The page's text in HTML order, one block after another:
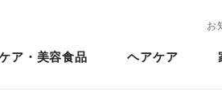
お
ア・美容食品 ヘアケア